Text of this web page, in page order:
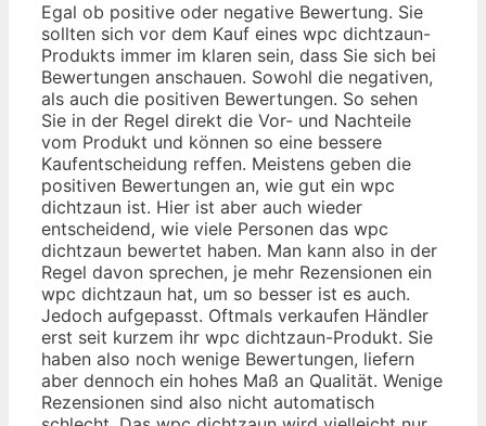
Egal ob positive oder negative Bewertung. Sie
sollten sich vor dem Kauf eines wpc dichtzaun-
Produkts immer im klaren sein, dass Sie sich bei
Bewertungen anschauen. Sowohl die negativen,
als auch die positiven Bewertungen. So sehen
Sie in der Regel direkt die Vor- und Nachteile
vom Produkt und können so eine bessere
Kaufentscheidung reffen. Meistens geben die
positiven Bewertungen an, wie gut ein wpc
dichtzaun ist. Hier ist aber auch wieder
entscheidend, wie viele Personen das wpc
dichtzaun bewertet haben. Man kann also in der
Regel davon sprechen, je mehr Rezensionen ein
wpc dichtzaun hat, um so besser ist es auch.
Jedoch aufgepasst. Oftmals verkaufen Händler
erst seit kurzem ihr wpc dichtzaun-Produkt. Sie
haben also noch wenige Bewertungen, liefern
aber dennoch ein hohes Maß an Qualität. Wenige
Rezensionen sind also nicht automatisch